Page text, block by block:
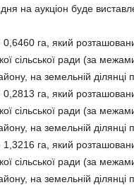
на аукціон буде
га, який
сільської ради (за
на земельній
га, який
сільської ради (за
на земельній
га, який
сільської ради (за
на земельній